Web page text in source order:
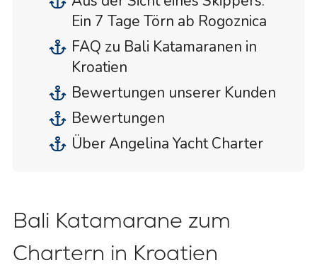
Ein 7 Tage Törn ab Rogoznica
FAQ zu Bali Katamaranen in
Kroatien
Bewertungen unserer Kunden
Bewertungen
Über Angelina Yacht Charter
Bali Katamarane zum
Chartern in Kroatien